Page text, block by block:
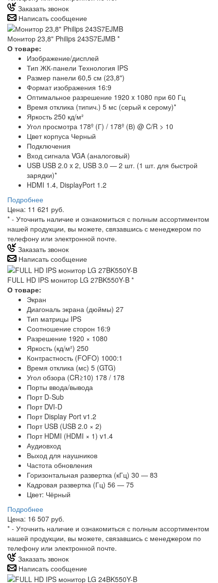
Заказать звонок
Написать сообщение
Монитор 23,8" Philips 243S7EJMB *
О товаре:
Изображение/дисплей
Тип ЖК-панели Технология IPS
Размер панели 60,5 см (23,8")
Формат изображения 16:9
Оптимальное разрешение 1920 x 1080 при 60 Гц
Время отклика (типич.) 5 мс (серый к серому)*
Яркость 250 кд/м²
Угол просмотра 178º (Г) / 178º (В) @ C/R > 10
Цвет корпуса Черный
Подключения
Вход сигнала VGA (аналоговый)
USB USB 2.0 x 2, USB 3.0 — 2 шт. (1 шт. для быстрой
зарядки)*
HDMI 1.4, DisplayPort 1.2
Подробнее
Цена: 11 621 руб.
* - Уточнить наличие и ознакомиться с полным ассортиментом
нашей продукции, вы можете, связавшись с менеджером по
телефону или электронной почте.
Заказать звонок
Написать сообщение
FULL HD IPS монитор LG 27BK550Y-B *
О товаре:
Экран
Диагональ экрана (дюймы) 27
Тип матрицы IPS
Соотношение сторон 16:9
Разрешение 1920 × 1080
Яркость (кд/м²) 250
Контрастность (FOFO) 1000:1
Время отклика (мс) 5 (GTG)
Угол обзора (CR≥10) 178 / 178
Порты ввода/вывода
Порт D-Sub
Порт DVI-D
Порт Display Port v1.2
Порт USB (USB 2.0 × 2)
Порт HDMI (HDMI × 1) v1.4
Аудиовход
Выход для наушников
Частота обновления
Горизонтальная развертка (кГц) 30 — 83
Кадровая развертка (Гц) 56 — 75
Цвет: Чёрный
Подробнее
Цена: 16 507 руб.
* - Уточнить наличие и ознакомиться с полным ассортиментом
нашей продукции, вы можете, связавшись с менеджером по
телефону или электронной почте.
Заказать звонок
Написать сообщение